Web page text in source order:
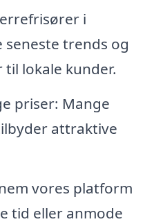
i
trends og
lokale kunder.
priser: Mange
attraktive
vores platform
tid eller anmode